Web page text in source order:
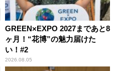
GREEN×EXPO 2027まであと8
ヶ月！“花博”の魅力届けた
い！#2
2026.08.05